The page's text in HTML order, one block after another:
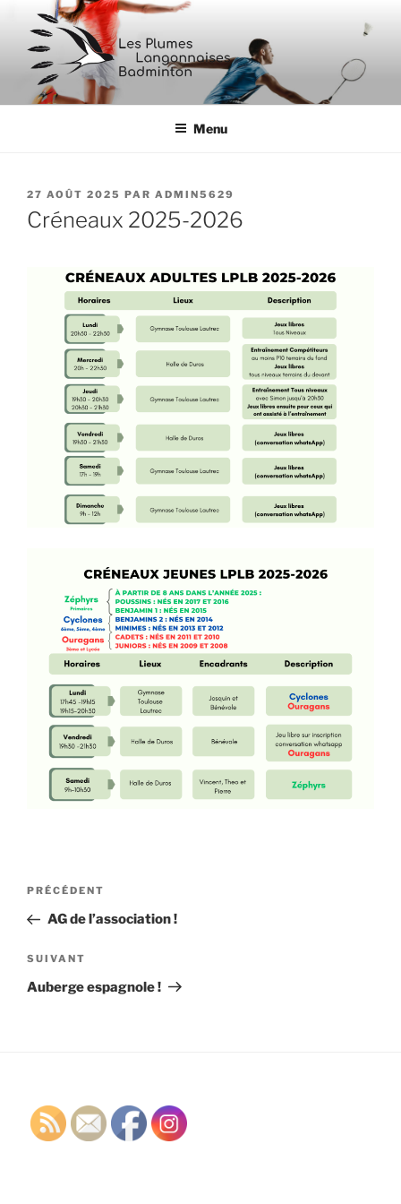
contenu
principal
BADMINTON LANGON
Menu
PUBLIÉ
LE
27 AOÛT 2025 PAR ADMIN5629
Créneaux 2025-2026
Navigation
l’article
Article
précédent
PRÉCÉDENT
AG de l’association !
Article
suivant
SUIVANT
Auberge espagnole !